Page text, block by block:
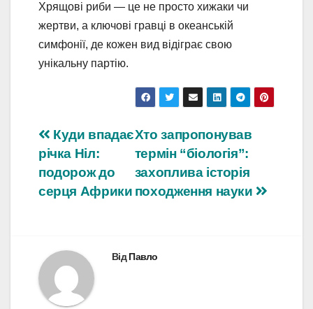
Хрящові риби — це не просто хижаки чи
жертви, а ключові гравці в океанській
симфонії, де кожен вид відіграє свою
унікальну партію.
Навігація
записів
Хто запропонував
термін “біологія”:
захоплива історія
походження науки
Куди впадає
річка Ніл:
подорож до
серця Африки
ВідПавло